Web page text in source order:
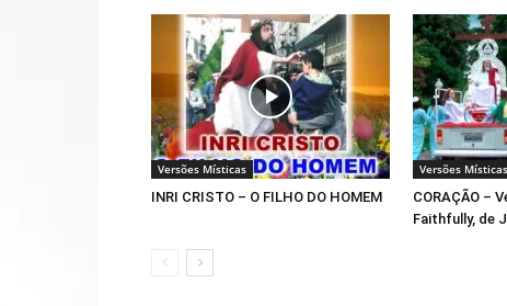
Versões Místicas
INRI CRISTO – O FILHO DO HOMEM
Versões Místicas
CORAÇÃO –
Faithfully, de